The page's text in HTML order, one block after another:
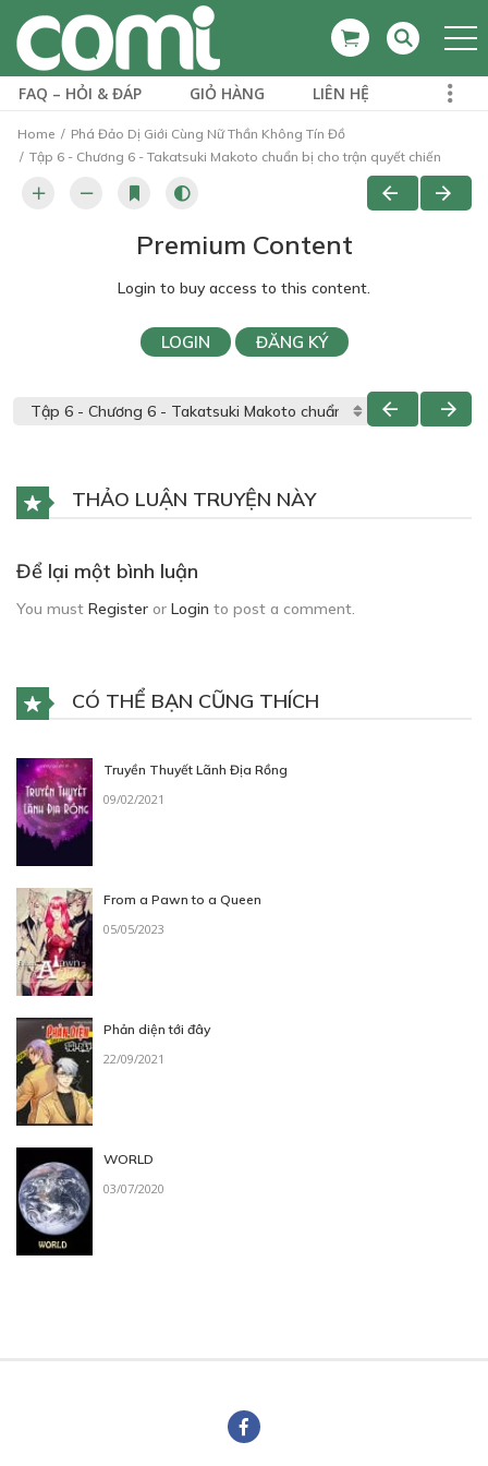
FAQ – HỎI & ĐÁP GIỎ HÀNG LIÊN HỆ
Home
Phá Đảo Dị Giới Cùng Nữ Thần Không Tín Đồ
Tập 6 - Chương 6 - Takatsuki Makoto chuẩn bị cho trận quyết chiến
Premium Content
Login to buy access to this content.
LOGIN ĐĂNG KÝ
THẢO LUẬN TRUYỆN NÀY
Để lại một bình luận
You must Register or Login to post a comment.
CÓ THỂ BẠN CŨNG THÍCH
Truyền Thuyết Lãnh Địa Rồng
09/02/2021
From a Pawn to a Queen
05/05/2023
Phản diện tới đây
22/09/2021
WORLD
03/07/2020